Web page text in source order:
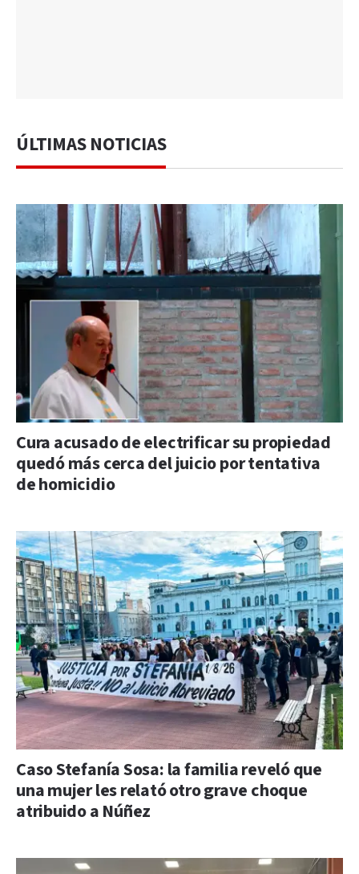
ÚLTIMAS NOTICIAS
Cura acusado de electrificar su propiedad
quedó más cerca del juicio por tentativa
de homicidio
Caso Stefanía Sosa: la familia reveló que
una mujer les relató otro grave choque
atribuido a Núñez